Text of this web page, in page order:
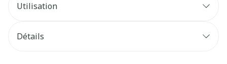
Utilisation
Détails